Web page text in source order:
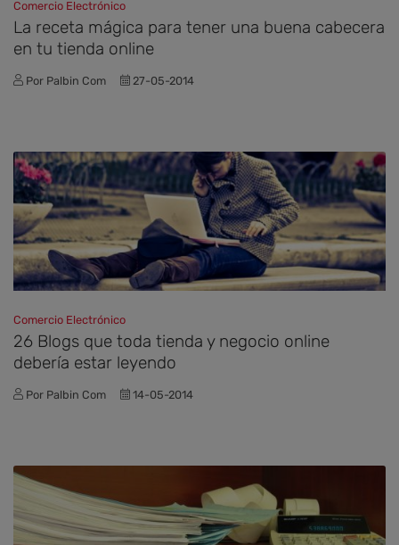
Comercio Electrónico
La receta mágica para tener una buena cabecera
en tu tienda online
Por Palbin Com 27-05-2014
Comercio Electrónico
26 Blogs que toda tienda y negocio online
debería estar leyendo
Por Palbin Com 14-05-2014